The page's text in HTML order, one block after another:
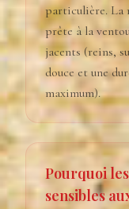
particulière. La
prête à la
jacents (reins,
douce et une
maximum).
Pourquoi
sensibles